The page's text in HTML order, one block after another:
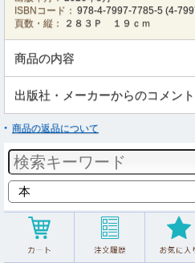
ISBNコード： 978-4-7997-7785-5 (4-
頁数・縦：
２８３Ｐ １９ｃｍ
商品の内容
出版社・メーカーからのコメント
商品の返品について